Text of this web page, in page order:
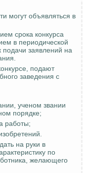
могут объявляться в
срока конкурса
в периодической
подачи заявлений на
подают
заведения с
ученом звании
порядке;
работы;
на руки в
по
желающего